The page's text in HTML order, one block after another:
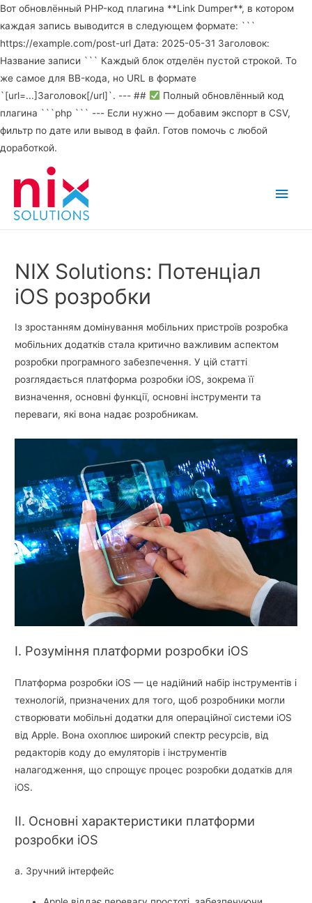
Вот обновлённый PHP-код плагина **Link Dumper**, в котором
каждая запись выводится в следующем формате: ```
https://example.com/post-url Дата: 2025-05-31 Заголовок:
Название записи ``` Каждый блок отделён пустой строкой. То
же самое для BB-кода, но URL в формате
`[url=...]Заголовок[/url]`. --- ##
Полный обновлённый код
плагина ```php ``` --- Если нужно — добавим экспорт в CSV,
фильтр по дате или вывод в файл. Готов помочь с любой
доработкой.
Main
NIX Solutions: Потенціал
iOS розробки
Із зростанням домінування мобільних пристроїв розробка
мобільних додатків стала критично важливим аспектом
розробки програмного забезпечення. У цій статті
розглядається платформа розробки iOS, зокрема її
визначення, основні функції, основні інструменти та
переваги, які вона надає розробникам.
I. Розуміння платформи розробки iOS
Платформа розробки iOS — це надійний набір інструментів і
технологій, призначених для того, щоб розробники могли
створювати мобільні додатки для операційної системи iOS
від Apple. Вона охоплює широкий спектр ресурсів, від
редакторів коду до емуляторів і інструментів
налагодження, що спрощує процес розробки додатків для
iOS.
II. Основні характеристики платформи
розробки iOS
a. Зручний інтерфейс